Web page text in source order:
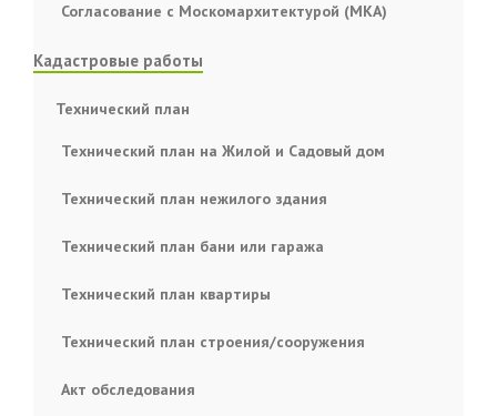
Согласование с Москомархитектурой (МКА)
Кадастровые работы
Технический план
Технический план на Жилой и Садовый дом
Технический план нежилого здания
Технический план бани или гаража
Технический план квартиры
Технический план строения/сооружения
Акт обследования